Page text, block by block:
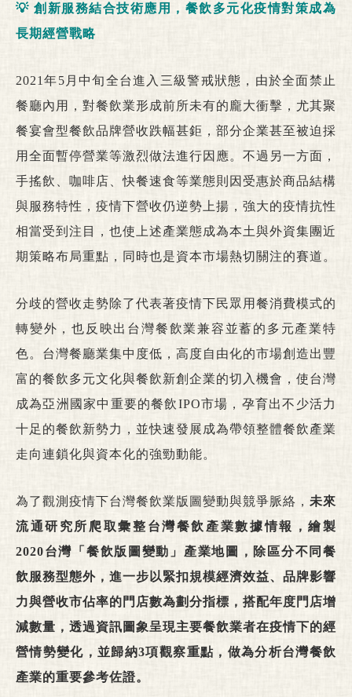
💡創新服務結合技術應用，餐飲多元化疫情對策成為
長期經營戰略
2021年5月中旬全台進入三級警戒狀態，由於全面禁止
餐廳內用，對餐飲業形成前所未有的龐大衝擊，尤其聚
餐宴會型餐飲品牌營收跌幅甚鉅，部分企業甚至被迫採
用全面暫停營業等激烈做法進行因應。 不過另一方面，
手搖飲、咖啡店、快餐速食等業態則因受惠於商品結構
與服務特性，疫情下營收仍逆勢上揚，強大的疫情抗性
相當受到注目，也使上述產業態成為本土與外資集團近
期策略布局重點，同時也是資本市場熱切關注的賽道。
分歧的營收走勢除了代表著疫情下民眾用餐消費模式的
轉變外，也反映出台灣餐飲業兼容並蓄的多元產業特
色。台灣餐廳業集中度低，高度自由化的市場創造出豐
富的餐飲多元文化與餐飲新創企業的切入機會，使台灣
成為亞洲國家中重要的餐飲IPO市場，孕育出不少活力
十足的餐飲新勢力，並快速發展成為帶領整體餐飲產業
走向連鎖化與資本化的強勁動能。
為了觀測疫情下台灣餐飲業版圖變動與競爭脈絡， 未來
流通研究所爬取彙整台灣餐飲產業數據情報，繪製
2020台灣「餐飲版圖變動」產業地圖，除區分不同餐
飲服務型態外，進一步以緊扣規模經濟效益、品牌影響
力與營收市佔率的門店數為劃分指標，搭配年度門店增
減數量，透過資訊圖象呈現主要餐飲業者在疫情下的經
營情勢變化，並歸納3項觀察重點，做為分析台灣餐飲
產業的重要參考佐證。